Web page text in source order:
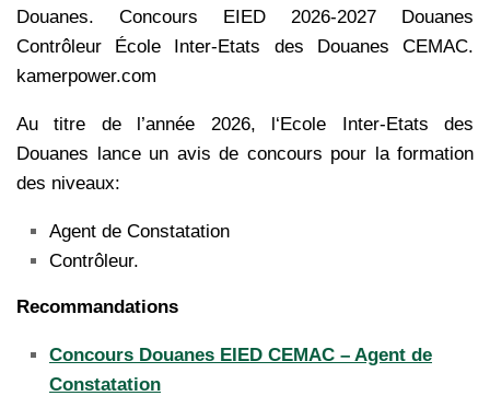
Douanes. Concours EIED 2026-2027 Douanes
Contrôleur École Inter-Etats des Douanes CEMAC.
kamerpower.com
Au titre de l’année 2026, l‘Ecole Inter-Etats des
Douanes lance un avis de concours pour la formation
des niveaux:
Agent de Constatation
Contrôleur.
Recommandations
Concours Douanes EIED CEMAC – Agent de
Constatation